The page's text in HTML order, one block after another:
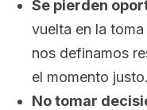
Se pierden
vuelta en la
nos definamos
el momento justo.
No tomar